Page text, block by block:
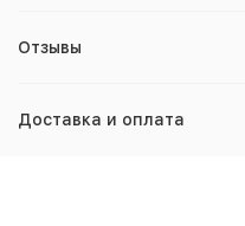
Отзывы
Доставка и оплата